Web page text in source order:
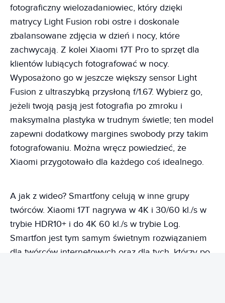
fotograficzny wielozadaniowiec, który dzięki
matrycy Light Fusion robi ostre i doskonale
zbalansowane zdjęcia w dzień i nocy, które
zachwycają. Z kolei Xiaomi 17T Pro to sprzęt dla
klientów lubiących fotografować w nocy.
Wyposażono go w jeszcze większy sensor Light
Fusion z ultraszybką przysłoną f/1.67. Wybierz go,
jeżeli twoją pasją jest fotografia po zmroku i
maksymalna plastyka w trudnym świetle; ten model
zapewni dodatkowy margines swobody przy takim
fotografowaniu. Można wręcz powiedzieć, że
Xiaomi przygotowało dla każdego coś idealnego.
A jak z wideo? Smartfony celują w inne grupy
twórców. Xiaomi 17T nagrywa w 4K i 30/60 kl./s w
trybie HDR10+ i do 4K 60 kl./s w trybie Log.
Smartfon jest tym samym świetnym rozwiązaniem
dla twórców internetowych oraz dla tych, którzy po